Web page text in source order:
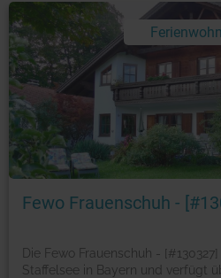
Fewo Frauenschuh -
Die Fewo Frauenschuh -
Staffelsee in Bayern und verfügt